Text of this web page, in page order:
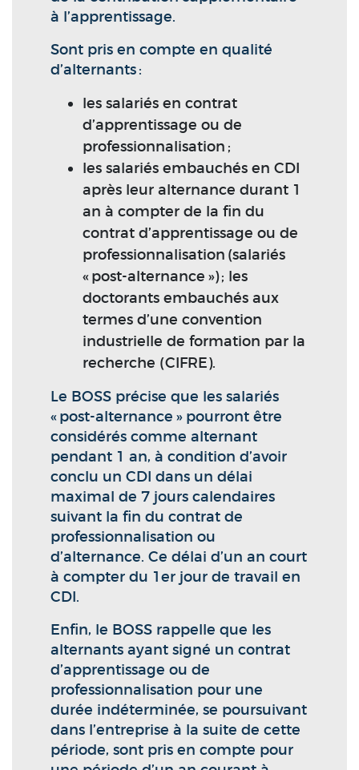
à l’apprentissage.
Sont pris en compte en qualité
d’alternants :
les salariés en contrat
d’apprentissage ou de
professionnalisation ;
les salariés embauchés en CDI
après leur alternance durant 1
an à compter de la fin du
contrat d’apprentissage ou de
professionnalisation (salariés
« post-alternance ») ; les
doctorants embauchés aux
termes d’une convention
industrielle de formation par la
recherche (CIFRE).
Le BOSS précise que les salariés
« post-alternance » pourront être
considérés comme alternant
pendant 1 an, à condition d’avoir
conclu un CDI dans un délai
maximal de 7 jours calendaires
suivant la fin du contrat de
professionnalisation ou
d’alternance. Ce délai d’un an court
à compter du 1er jour de travail en
CDI.
Enfin, le BOSS rappelle que les
alternants ayant signé un contrat
d’apprentissage ou de
professionnalisation pour une
durée indéterminée, se poursuivant
dans l’entreprise à la suite de cette
période, sont pris en compte pour